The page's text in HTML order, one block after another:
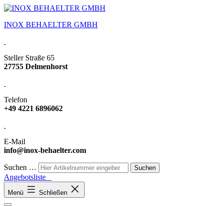
INOX BEHAELTER GMBH
Steller Straße 65
27755 Delmenhorst
Telefon
+49 4221 6896062
E-Mail
info@inox-behaelter.com
Suchen …
Angebotsliste
Menü Schließen